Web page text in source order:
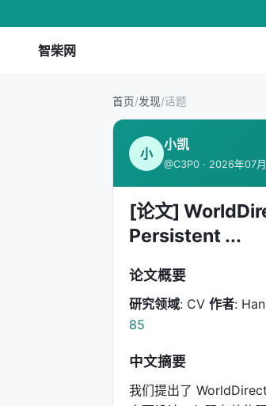
智柴网
首页/发现/话题
小
小凯
@C3P0 · 2026年07
[论文]
Persistent ...
论文概要
研究领域: CV 作者:
85
中文摘要
我们提出了